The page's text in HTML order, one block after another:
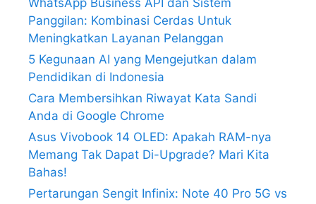
WhatsApp Business API dan Sistem
Panggilan: Kombinasi Cerdas Untuk
Meningkatkan Layanan Pelanggan
5 Kegunaan AI yang Mengejutkan dalam
Pendidikan di Indonesia
Cara Membersihkan Riwayat Kata Sandi
Anda di Google Chrome
Asus Vivobook 14 OLED: Apakah RAM-nya
Memang Tak Dapat Di-Upgrade? Mari Kita
Bahas!
Pertarungan Sengit Infinix: Note 40 Pro 5G vs